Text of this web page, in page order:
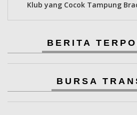
Klub yang Cocok Tampung
BERITA
BURSA